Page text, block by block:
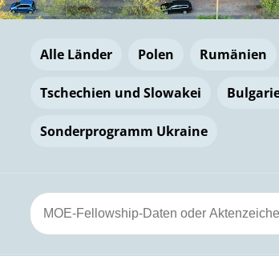
Alle Länder Polen Rumänien
Tschechien und Slowakei
Sonderprogramm Ukraine